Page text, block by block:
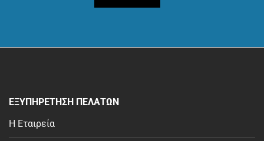
ΕΞΥΠΗΡΕΤΗΣΗ ΠΕΛΑΤΩΝ
Η Εταιρεία